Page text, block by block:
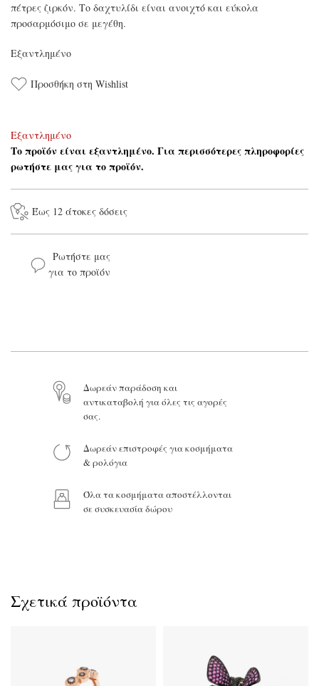
πέτρες ζιρκόν. Το δαχτυλίδι είναι ανοιχτό και εύκολα
προσαρμόσιμο σε μεγέθη.
Εξαντλημένο
Προσθήκη στη Wishlist
Εξαντλημένο
Το προϊόν είναι εξαντλημένο. Για περισσότερες πληροφορίες
ρωτήστε μας για το προϊόν.
Έως 12 άτοκες δόσεις
Ρωτήστε μας
για το προϊόν
Το μήνυμά σας
Δωρεάν παράδοση και
αντικαταβολή για όλες τις αγορές
σας.
Δωρεάν επιστροφές για κοσμήματα
& ρολόγια
Όλα τα κοσμήματα αποστέλλονται
σε συσκευασία δώρου
Σχετικά προϊόντα